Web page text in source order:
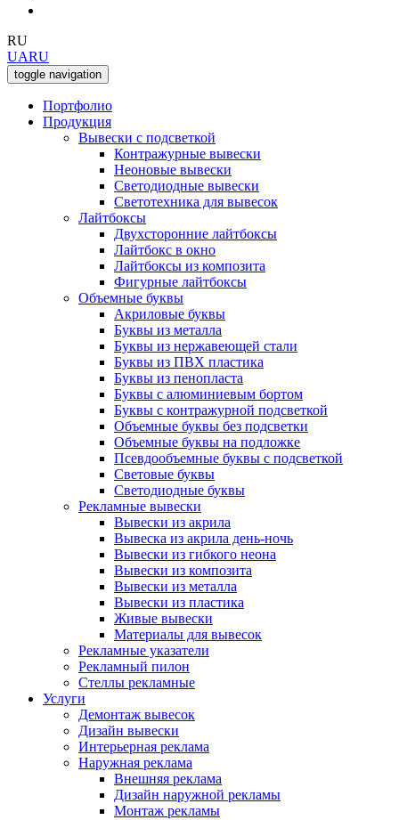
RU
UARU
toggle navigation
Портфолио
Продукция
Вывески с подсветкой
Контражурные вывески
Неоновые вывески
Светодиодные вывески
Светотехника для вывесок
Лайтбоксы
Двухсторонние лайтбоксы
Лайтбокс в окно
Лайтбоксы из композита
Фигурные лайтбоксы
Объемные буквы
Акриловые буквы
Буквы из металла
Буквы из нержавеющей стали
Буквы из ПВХ пластика
Буквы из пенопласта
Буквы с алюминиевым бортом
Буквы с контражурной подсветкой
Объемные буквы без подсветки
Объемные буквы на подложке
Псевдообъемные буквы с подсветкой
Световые буквы
Светодиодные буквы
Рекламные вывески
Вывески из акрила
Вывеска из акрила день-ночь
Вывески из гибкого неона
Вывески из композита
Вывески из металла
Вывески из пластика
Живые вывески
Материалы для вывесок
Рекламные указатели
Рекламный пилон
Стеллы рекламные
Услуги
Демонтаж вывесок
Дизайн вывески
Интерьерная реклама
Наружная реклама
Внешняя реклама
Дизайн наружной рекламы
Монтаж рекламы